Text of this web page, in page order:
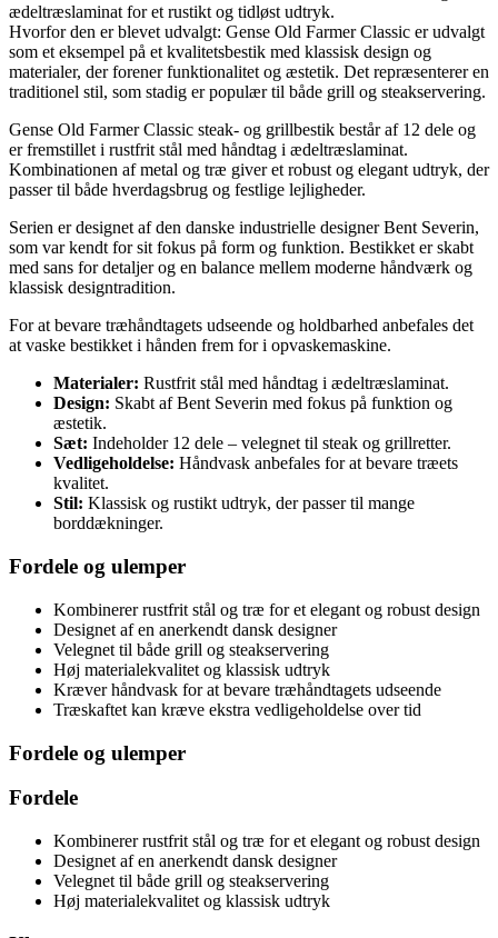
ædeltræslaminat for et rustikt og tidløst udtryk.
Hvorfor den er blevet udvalgt: Gense Old Farmer Classic er udvalgt
som et eksempel på et kvalitetsbestik med klassisk design og
materialer, der forener funktionalitet og æstetik. Det repræsenterer en
traditionel stil, som stadig er populær til både grill og steakservering.
Gense Old Farmer Classic steak- og grillbestik består af 12 dele og
er fremstillet i rustfrit stål med håndtag i ædeltræslaminat.
Kombinationen af metal og træ giver et robust og elegant udtryk, der
passer til både hverdagsbrug og festlige lejligheder.
Serien er designet af den danske industrielle designer Bent Severin,
som var kendt for sit fokus på form og funktion. Bestikket er skabt
med sans for detaljer og en balance mellem moderne håndværk og
klassisk designtradition.
For at bevare træhåndtagets udseende og holdbarhed anbefales det
at vaske bestikket i hånden frem for i opvaskemaskine.
Materialer: Rustfrit stål med håndtag i ædeltræslaminat.
Design: Skabt af Bent Severin med fokus på funktion og
æstetik.
Sæt: Indeholder 12 dele – velegnet til steak og grillretter.
Vedligeholdelse: Håndvask anbefales for at bevare træets
kvalitet.
Stil: Klassisk og rustikt udtryk, der passer til mange
borddækninger.
Fordele og ulemper
Kombinerer rustfrit stål og træ for et elegant og robust design
Designet af en anerkendt dansk designer
Velegnet til både grill og steakservering
Høj materialekvalitet og klassisk udtryk
Kræver håndvask for at bevare træhåndtagets udseende
Træskaftet kan kræve ekstra vedligeholdelse over tid
Fordele og ulemper
Fordele
Kombinerer rustfrit stål og træ for et elegant og robust design
Designet af en anerkendt dansk designer
Velegnet til både grill og steakservering
Høj materialekvalitet og klassisk udtryk